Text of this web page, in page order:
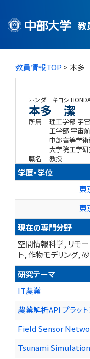
教
教員情報TOP > 本
ホンダ キヨシ
本多 潔
所属
理工学部 宇
工学部 宇宙
中部高等学術
大学院工学
職名
教授
学歴・学位
東
東
現在の専門分野
空間情報科学, リモー
ト, 作物モデリング,
研究テーマ
IT農業
農業解析API プラット
Field Sensor
Tsunami Simulation